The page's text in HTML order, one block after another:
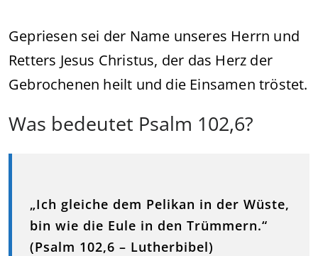
Gepriesen sei der Name unseres Herrn und
Retters Jesus Christus, der das Herz der
Gebrochenen heilt und die Einsamen tröstet.
Was bedeutet Psalm 102,6?
„Ich gleiche dem Pelikan in der Wüste,
bin wie die Eule in den Trümmern.“
(Psalm 102,6 – Lutherbibel)